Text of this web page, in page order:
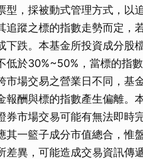
型，採被動式管理方式，以
蹤之標的指數走勢而定，
下跌。本基金所投資成分股
低於30%~50%，當標的指
市場交易之營業日不同，基
報酬與標的指數產生偏離。
券市場交易可能有無法即時
其一籃子成分市值總合，惟
差異，可能造成交易資訊傳